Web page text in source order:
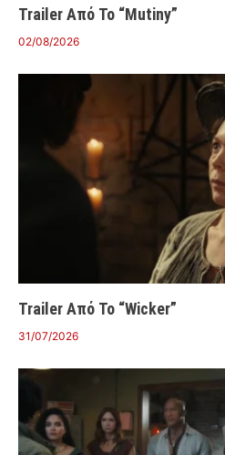
Trailer Από Το “Mutiny”
02/08/2026
Trailer Από Το “Wicker”
31/07/2026